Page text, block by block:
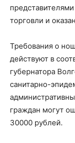
торговли и
Требования о
действуют в
губернатора
санитарно-
граждан могут
30000 рублей.